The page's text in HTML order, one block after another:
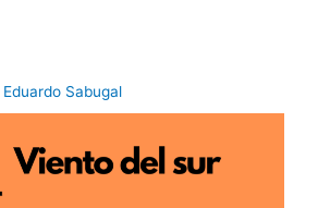
Eduardo Sabugal